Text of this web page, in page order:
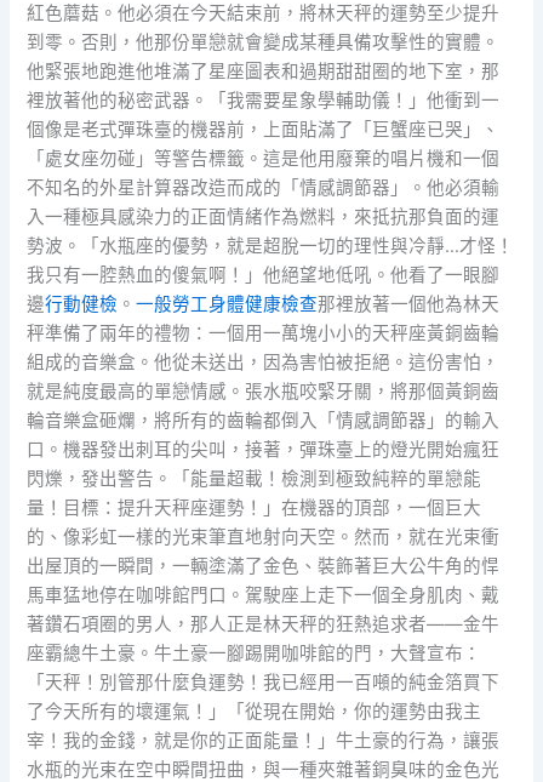
紅色蘑菇。他必須在今天結束前，將林天秤的運勢至少提升
到零。否則，他那份單戀就會變成某種具備攻擊性的實體。
他緊張地跑進他堆滿了星座圖表和過期甜甜圈的地下室，那
裡放著他的秘密武器。「我需要星象學輔助儀！」他衝到一
個像是老式彈珠臺的機器前，上面貼滿了「巨蟹座已哭」、
「處女座勿碰」等警告標籤。這是他用廢棄的唱片機和一個
不知名的外星計算器改造而成的「情感調節器」。他必須輸
入一種極具感染力的正面情緒作為燃料，來抵抗那負面的運
勢波。「水瓶座的優勢，就是超脫一切的理性與冷靜…才怪！
我只有一腔熱血的傻氣啊！」他絕望地低吼。他看了一眼腳
邊行動健檢 。一般勞工身體健康檢查那裡放著一個他為林天
秤準備了兩年的禮物：一個用一萬塊小小的天秤座黃銅齒輪
組成的音樂盒。他從未送出，因為害怕被拒絕。這份害怕，
就是純度最高的單戀情感。張水瓶咬緊牙關，將那個黃銅齒
輪音樂盒砸爛，將所有的齒輪都倒入「情感調節器」的輸入
口。機器發出刺耳的尖叫，接著，彈珠臺上的燈光開始瘋狂
閃爍，發出警告。「能量超載！檢測到極致純粹的單戀能
量！目標：提升天秤座運勢！」在機器的頂部，一個巨大
的、像彩虹一樣的光束筆直地射向天空。然而，就在光束衝
出屋頂的一瞬間，一輛塗滿了金色、裝飾著巨大公牛角的悍
馬車猛地停在咖啡館門口。駕駛座上走下一個全身肌肉、戴
著鑽石項圈的男人，那人正是林天秤的狂熱追求者——金牛
座霸總牛土豪。牛土豪一腳踢開咖啡館的門，大聲宣布：
「天秤！別管那什麼負運勢！我已經用一百噸的純金箔買下
了今天所有的壞運氣！」「從現在開始，你的運勢由我主
宰！我的金錢，就是你的正面能量！」牛土豪的行為，讓張
水瓶的光束在空中瞬間扭曲，與一種夾雜著銅臭味的金色光